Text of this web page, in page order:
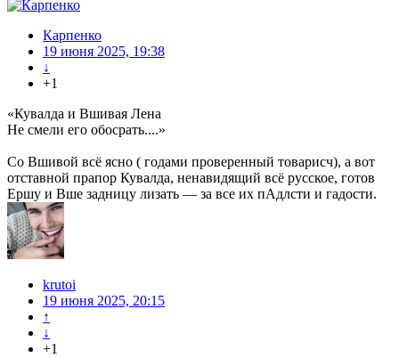
Карпенко
19 июня 2025, 19:38
↓
+1
«Кувалда и Вшивая Лена
Не смели его обосрать....»
Со Вшивой всё ясно ( годами проверенный товарисч), а вот
отставной прапор Кувалда, ненавидящий всё русское, готов
Ершу и Вше задницу лизать — за все их пАдлсти и гадости.
krutoi
19 июня 2025, 20:15
↑
↓
+1